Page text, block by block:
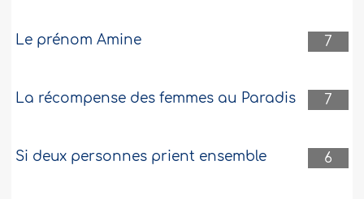
7
Le prénom Amine
7
La récompense des femmes au Paradis
6
Si deux personnes prient ensemble